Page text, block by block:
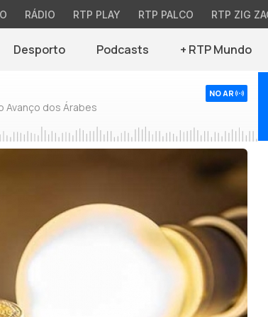
RÁDIO RTP PLAY RTP PALCO RTP ZIG
Desporto Podcasts + RTP Mundo
Avanço dos Árabes
NO AR